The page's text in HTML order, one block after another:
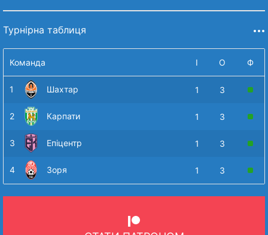
Турнірна таблиця
Команда І О Ф
1 Шахтар 1 3
2 Карпати 1 3
3 Епіцентр 1 3
4 Зоря 1 3